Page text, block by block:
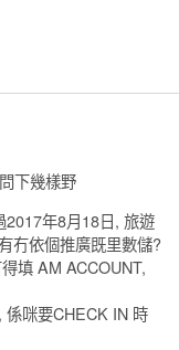
下幾樣野
2017年8月18日, 旅遊
冇依個推廣既里數儲?
填 AM ACCOUNT,
係咪要CHECK IN 時